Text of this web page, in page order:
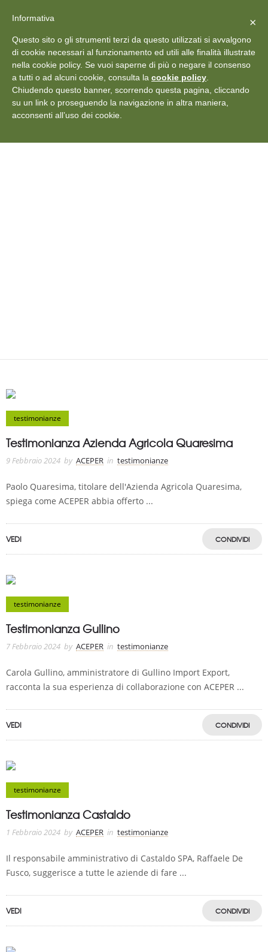
+39 011 18867102 info@aceper.it Statuto
Aceper
testimonianze
Testimonianza Azienda Agricola Quaresima
9 Febbraio 2024 by ACEPER in testimonianze
Paolo Quaresima, titolare dell'Azienda Agricola Quaresima,
spiega come ACEPER abbia offerto ...
VEDI CONDIVIDI
testimonianze
Testimonianza Gullino
7 Febbraio 2024 by ACEPER in testimonianze
Carola Gullino, amministratore di Gullino Import Export,
racconta la sua esperienza di collaborazione con ACEPER ...
VEDI CONDIVIDI
testimonianze
Testimonianza Castaldo
1 Febbraio 2024 by ACEPER in testimonianze
Il responsabile amministrativo di Castaldo SPA, Raffaele De
Fusco, suggerisce a tutte le aziende di fare ...
VEDI CONDIVIDI
Vedi: Protezione dei dati personali ×
Informativa
Questo sito o gli strumenti terzi da questo utilizzati si avvalgono
di cookie necessari al funzionamento ed utili alle finalità illustrate
nella cookie policy. Se vuoi saperne di più o negare il consenso
a tutti o ad alcuni cookie, consulta la cookie policy
Chiudendo questo banner, scorrendo questa pagina, cliccando
su un link o proseguendo la navigazione in altra maniera,
acconsenti all’uso dei cookie.